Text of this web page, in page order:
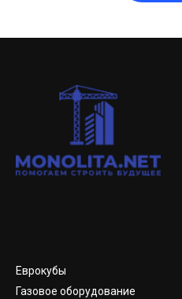
Еврокубы
Газовое оборудование